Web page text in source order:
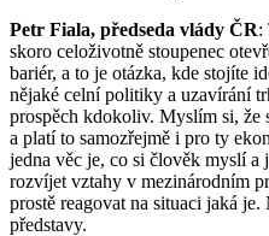
Petr Fiala, předseda vlády ČR:
skoro celoživotně stoupenec
bariér, a to je otázka, kde stojíte
nějaké celní politiky a uzavírání
prospěch kdokoliv. Myslím si, že
a platí to samozřejmě i pro ty
jedna věc je, co si člověk myslí a
rozvíjet vztahy v mezinárodním
prostě reagovat na situaci jaká
představy.